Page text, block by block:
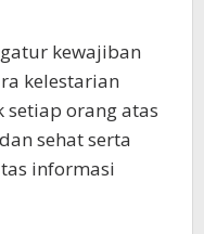
kewajiban
kelestarian
orang atas
sehat serta
informasi